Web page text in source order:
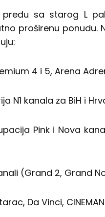
pređu sa starog L
proširenu ponudu.
4 i 5, Arena
N1 kanala za BiH i
Pink i Nova
(Grand 2, Grand
Da Vinci,